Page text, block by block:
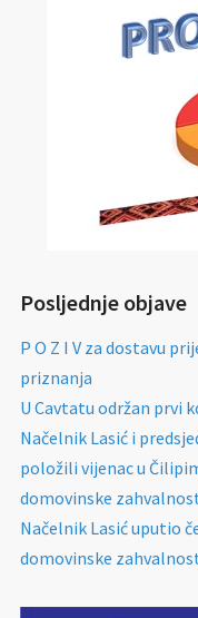
Posljednje objave
P O Z I V za dostavu
priznanja
U Cavtatu održan prvi
Načelnik Lasić i
položili vijenac u
domovinske
Načelnik Lasić uputio
domovinske